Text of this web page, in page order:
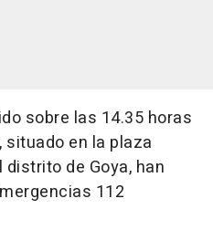
sobre las 14.35 horas
en la plaza
distrito de Goya, han
112